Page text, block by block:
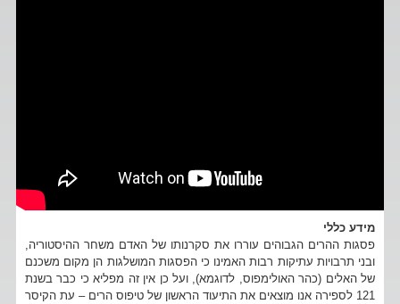
מידע כללי
פסגות ההרים הגבוהים עוררו את סקרנותו של האדם משחר ההיסטוריה,
ובני תרבויות עתיקות רבות האמינו כי הפסגות המושלגות הן מקום משכנם
של האלים (כהר האולימפוס, לדוגמא), ועל כן אין זה מפליא כי כבר בשנת
121 לספירה אנו מוצאים את התיעוד הראשון של טיפוס הרים – עת הקיסר